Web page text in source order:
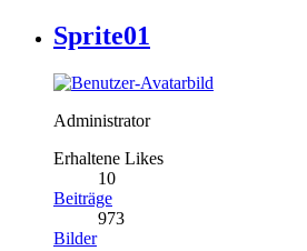
Sprite01
Administrator
Erhaltene Likes
10
Beiträge
973
Bilder